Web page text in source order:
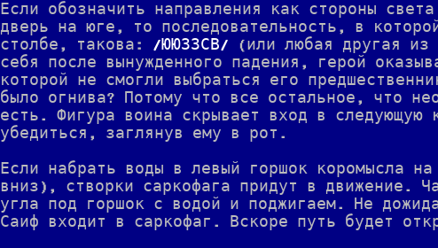
Если обозначить направления как стороны
дверь на юге, то последовательность, в
столбе, такова:
ЮЮЗЗСВ
(или любая другая
себя после вынужденного падения, герой
которой не смогли выбраться его
было огнива? Потому что все остальное, что
есть. Фигура воина скрывает вход в следующую
убедиться, заглянув ему в рот.
Если набрать воды в левый горшок коромысла
вниз), створки саркофага придут в движение.
угла под горшок с водой и поджигаем. Не
Саиф входит в саркофаг. Вскоре путь будет